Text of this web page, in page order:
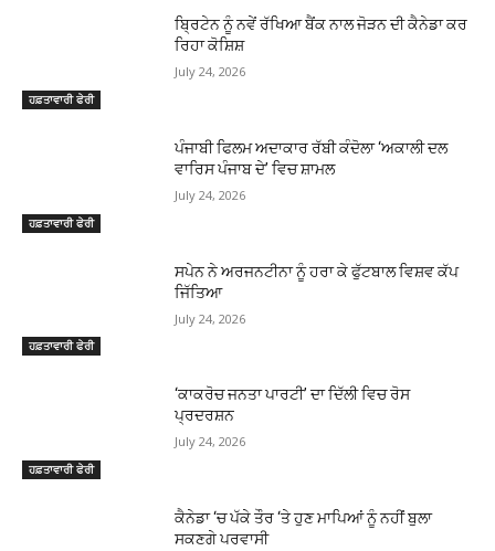
ਹਫ਼ਤਾਵਾਰੀ ਫੇਰੀ
ਬ੍ਰਿਟੇਨ ਨੂੰ ਨਵੇਂ ਰੱਖਿਆ ਬੈਂਕ ਨਾਲ ਜੋੜਨ ਦੀ ਕੈਨੇਡਾ ਕਰ
ਰਿਹਾ ਕੋਸ਼ਿਸ਼
July 24, 2026
ਹਫ਼ਤਾਵਾਰੀ ਫੇਰੀ
ਪੰਜਾਬੀ ਫਿਲਮ ਅਦਾਕਾਰ ਰੱਬੀ ਕੰਦੋਲਾ ‘ਅਕਾਲੀ ਦਲ
ਵਾਰਿਸ ਪੰਜਾਬ ਦੇ’ ਵਿਚ ਸ਼ਾਮਲ
July 24, 2026
ਹਫ਼ਤਾਵਾਰੀ ਫੇਰੀ
ਸਪੇਨ ਨੇ ਅਰਜਨਟੀਨਾ ਨੂੰ ਹਰਾ ਕੇ ਫੁੱਟਬਾਲ ਵਿਸ਼ਵ ਕੱਪ
ਜਿੱਤਿਆ
July 24, 2026
ਹਫ਼ਤਾਵਾਰੀ ਫੇਰੀ
‘ਕਾਕਰੋਚ ਜਨਤਾ ਪਾਰਟੀ’ ਦਾ ਦਿੱਲੀ ਵਿਚ ਰੋਸ
ਪ੍ਰਦਰਸ਼ਨ
July 24, 2026
ਕੈਨੇਡਾ ‘ਚ ਪੱਕੇ ਤੌਰ ‘ਤੇ ਹੁਣ ਮਾਪਿਆਂ ਨੂੰ ਨਹੀਂ ਬੁਲਾ
ਸਕਣਗੇ ਪਰਵਾਸੀ